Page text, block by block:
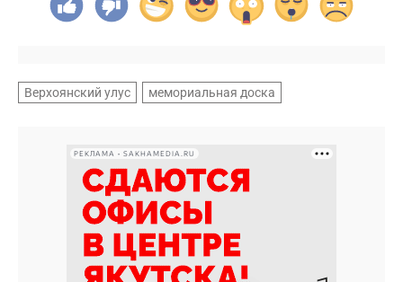
Верхоянский улус мемориальная доска
РЕКЛАМА • SAKHAMEDIA.RU